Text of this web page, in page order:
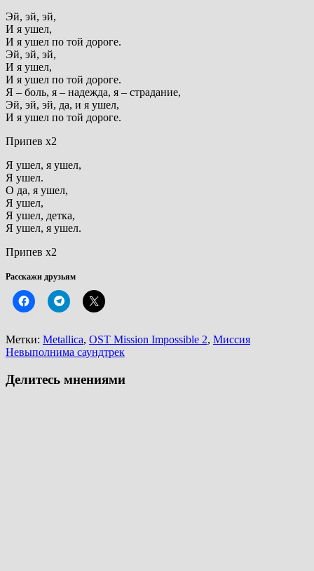
Эй, эй, эй,
И я ушел,
И я ушел по той дороге.
Эй, эй, эй,
И я ушел,
И я ушел по той дороге.
Я – боль, я – надежда, я – страдание,
Эй, эй, эй, да, и я ушел,
И я ушел по той дороге.
Припев х2
Я ушел, я ушел,
Я ушел.
О да, я ушел,
Я ушел,
Я ушел, детка,
Я ушел, я ушел.
Припев х2
Расскажи друзьям
Метки: Metallica, OST Mission Impossible 2, Миссия
Невыполнима саундтрек
Делитесь мнениями